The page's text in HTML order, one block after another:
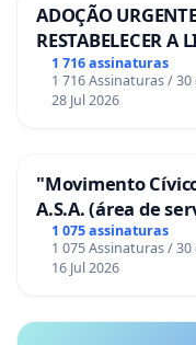
ADOÇÃO
RESTABELECER A
1 716 assinaturas
1 716 Assinaturas / 30
28 Jul 2026
"Movimento
A.S.A. (área de
Coimbra
1 075 assinaturas
1 075 Assinaturas / 30
16 Jul 2026